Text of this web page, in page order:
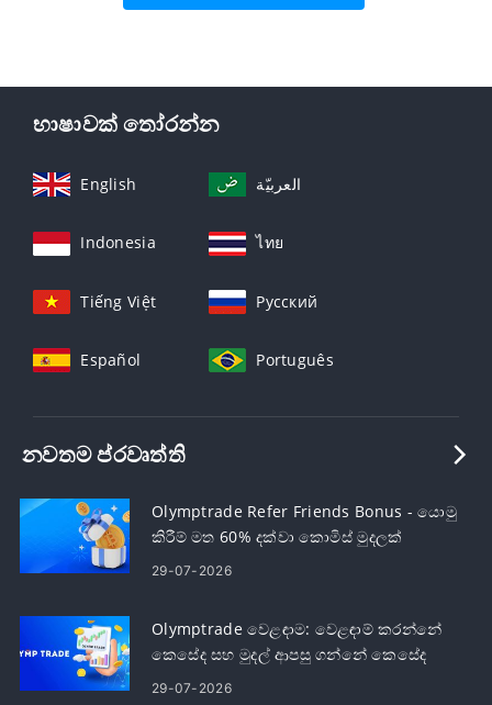
භාෂාවක් තෝරන්න
English العربيّة
Indonesia ไทย
Tiếng Việt Русский
Español Português
නවතම ප්රවෘත්ති
Olymptrade Refer Friends Bonus - යොමු
කිරීම් මත 60% දක්වා කොමිස් මුදලක්
උපයන්න
29-07-2026
Olymptrade වෙළඳාම: වෙළඳාම් කරන්නේ
කෙසේද සහ මුදල් ආපසු ගන්නේ කෙසේද
29-07-2026